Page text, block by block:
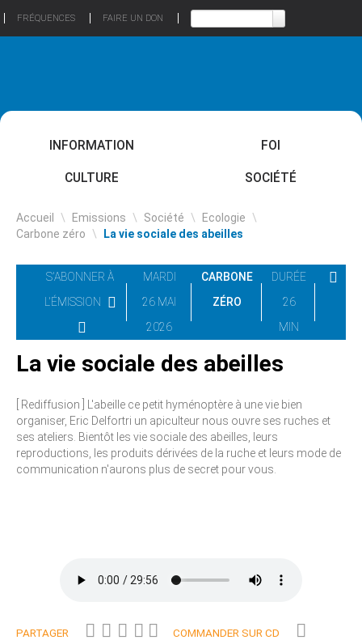
FRÉQUENCES FAIRE UN DON
INFORMATION FOI
CULTURE SOCIÉTÉ
Accueil \ Emissions \ Société \ Ecologie \
Carbone zéro \ La vie sociale des abeilles
S'ABONNER À
L'ÉMISSION
MARDI
26 MAI
2026
CARBONE
ZÉRO
DURÉE
26
MIN
La vie sociale des abeilles
[ Rediffusion ] L'abeille ce petit hyménoptère à une vie bien
organiser, Eric Delfortri un apiculteur nous ouvre ses ruches et
ses ateliers. Bientôt les vie sociale des abeilles, leurs
reproductions, les produits dérivées de la ruche et leurs mode de
communication n'aurons plus de secret pour vous.
PARTAGER COMMANDER SUR CD